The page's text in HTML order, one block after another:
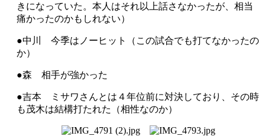
きになっていた。本人はそれ以上話さなかったが、相当
痛かったのかもしれない）
●中川 今季はノーヒット（この試合でも打てなかったの
か）
●森 相手が強かった
●吉本 ミサワさんとは４年位前に対決しており、その時
も茂木は結構打たれた（相性なのか）